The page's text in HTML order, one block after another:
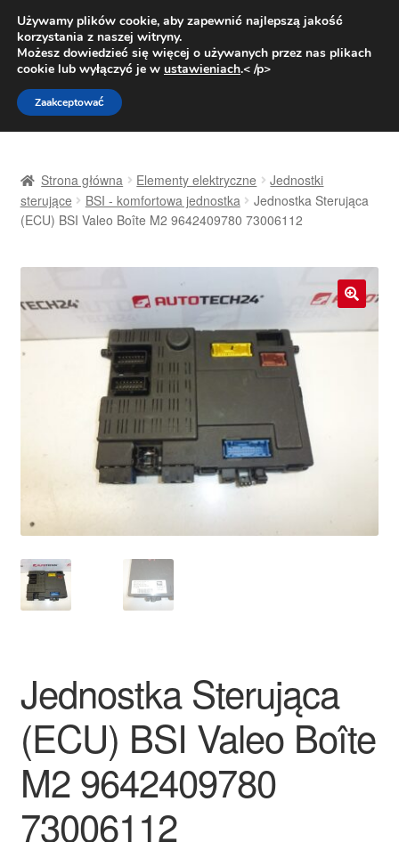
DOSTAWA od 31 zł
Pn.-pt. 9:00-16:00800 003 167
Przejdź
do
nawigacji
Przejdź
do
treści
Dostawa
Moje konto
Polityka prywatności
Procedura reklamacyjna
Skarga
Zasady i warunki
Strona główna Elementy elektryczne
Jednostki
sterujące
BSI - komfortowa jednostka
Jednostka Sterująca
(ECU) BSI Valeo Boîte M2 9642409780 73006112
Jednostka Sterująca
(ECU) BSI Valeo Boîte
M2 9642409780
73006112
Używamy plików cookie, aby zapewnić najlepszą jakość
korzystania z naszej witryny.
Możesz dowiedzieć się więcej o używanych przez nas plikach
cookie lub wyłączyć je w ustawieniach.< /p>
Zaakceptować